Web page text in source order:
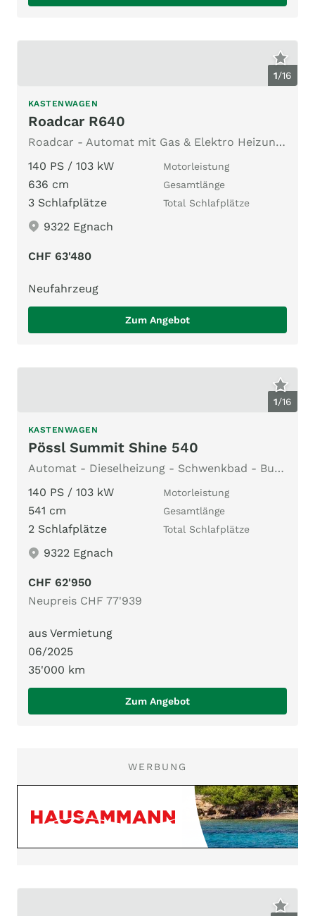
1/16
KASTENWAGEN
Roadcar R640
Roadcar - Automat mit Gas & Elektro Heizung zum Top Preis!
140 PS / 103 kW
Motorleistung
636 cm Gesamtlänge
3 Schlafplätze Total Schlafplätze
9322 Egnach
CHF 63'480
Neufahrzeug
Zum Angebot
1/16
KASTENWAGEN
Pössl Summit Shine 540
Automat - Dieselheizung - Schwenkbad - BusBiker - 2025
140 PS / 103 kW
Motorleistung
541 cm Gesamtlänge
2 Schlafplätze Total Schlafplätze
9322 Egnach
CHF 62'950
Neupreis CHF 77'939
aus Vermietung
06/2025
35'000 km
Zum Angebot
WERBUNG